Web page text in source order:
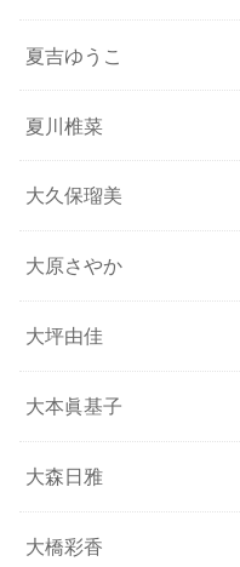
夏吉ゆうこ
夏川椎菜
大久保瑠美
大原さやか
大坪由佳
大本眞基子
大森日雅
大橋彩香